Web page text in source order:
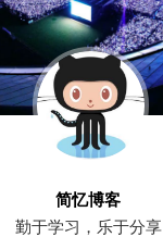
简忆博客
勤于学习，乐于分享